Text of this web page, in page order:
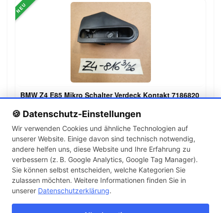
🍪 Datenschutz-Einstellungen
Wir verwenden Cookies und ähnliche Technologien auf
unserer Website. Einige davon sind technisch notwendig,
andere helfen uns, diese Website und Ihre Erfahrung zu
verbessern (z. B. Google Analytics, Google Tag Manager).
Sie können selbst entscheiden, welche Kategorien Sie
zulassen möchten. Weitere Informationen finden Sie in
unserer Datenschutzerklärung.
NEU
BMW Z4 E85 Mikro Schalter Verdeck Kontakt 7186820
129,00 €
← 1 2 3 … 143 →
Artikel pro Seite